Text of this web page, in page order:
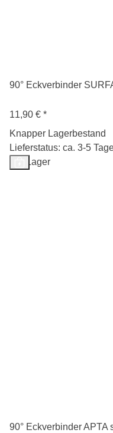
90° Eckverbinder
11,90 € *
Knapper Lagerbestand
Lieferstatus: ca. 3-5
Auf Lager
90° Eckverbinder APTA